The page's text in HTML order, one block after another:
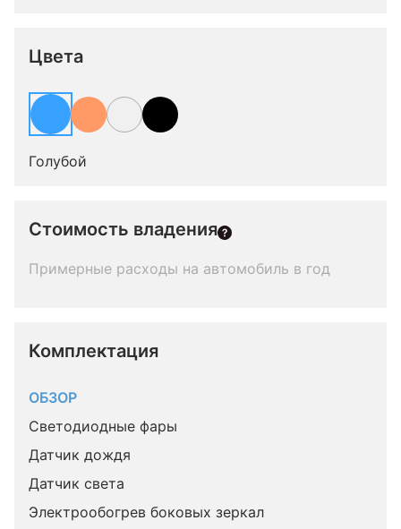
Цвета
Голубой
Стоимость владения
Примерные расходы на автомобиль в год
Комплектация
ОБЗОР
Светодиодные фары
Датчик дождя
Датчик света
Электрообогрев боковых зеркал